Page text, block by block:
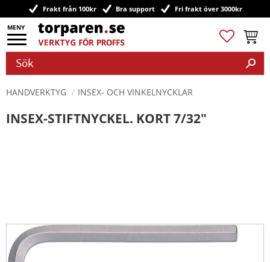
Meny
Frakt från 100kr Bra support Fri frakt över 3000kr
Favoriter
HANDVERKTYG INSEX- OCH VINKELNYCKLAR
INSEX-STIFTNYCKEL. KORT 7/32"